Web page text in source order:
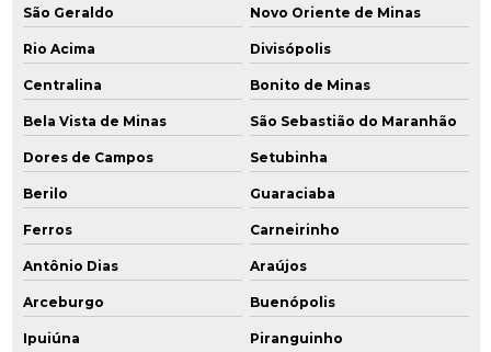
São Geraldo Novo Oriente de Minas
Rio Acima Divisópolis
Centralina Bonito de Minas
Bela Vista de Minas São Sebastião do Maranhão
Dores de Campos Setubinha
Berilo Guaraciaba
Ferros Carneirinho
Antônio Dias Araújos
Arceburgo Buenópolis
Ipuiúna Piranguinho